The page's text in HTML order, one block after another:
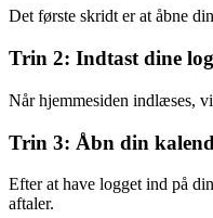
Det første skridt er at åbne
Trin 2: Indtast dine
Når hjemmesiden indlæses,
Trin 3: Åbn din
Efter at have logget ind på
aftaler.